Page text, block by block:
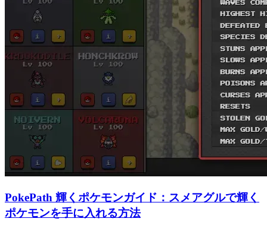
PokePath 輝くポケモンガイド：スメアグルで輝く
ポケモンを手に入れる方法